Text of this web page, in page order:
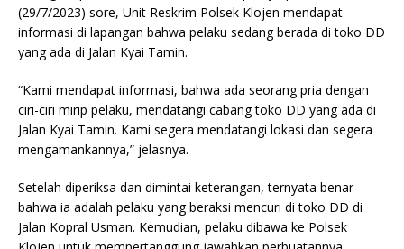
(29/7/2023) sore, Unit Reskrim Polsek Klojen mendapat
informasi di lapangan bahwa pelaku sedang berada di toko DD
yang ada di Jalan Kyai Tamin.
“Kami mendapat informasi, bahwa ada seorang pria dengan
ciri-ciri mirip pelaku, mendatangi cabang toko DD yang ada di
Jalan Kyai Tamin. Kami segera mendatangi lokasi dan segera
mengamankannya,” jelasnya.
Setelah diperiksa dan dimintai keterangan, ternyata benar
bahwa ia adalah pelaku yang beraksi mencuri di toko DD di
Jalan Kopral Usman. Kemudian, pelaku dibawa ke Polsek